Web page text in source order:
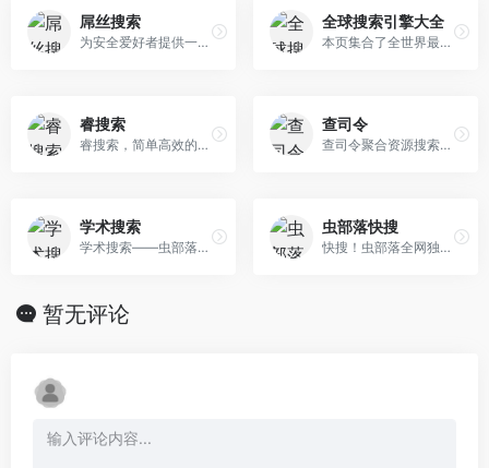
屌丝搜索
为安全爱好者提供一个屌丝型的搜索导航平台。
全球搜索引擎大全
本页集合了全世界最多的搜索引擎入口,方便您搜寻全球各国家的各种资源!为大家提供安全快速,简洁,方便实用的搜索引擎导航和搜索指南技巧学习.真正实现搜你所想!
睿搜索
睿搜索，简单高效的一站式搜索平台
查司令
查司令聚合资源搜索引擎，精选全世界有名的网址。在你工作时，为你奉上丰富有格调的搜索大全和工具网站，提高工作效率；在你空闲时，为你奉上众人推荐的精选资源网站，增加娱乐趣味！
学术搜索
学术搜索——虫部落出品!为广大科研工作者,高校学生,以及学术爱好者提供方便、权威的学术搜索入口,是你的学术搜索第一站!
虫部落快搜
快搜！虫部落全网独家首发出品！为你聚合Google,百度,必应等国内外综合搜索和学术,资源,专业领域知识等垂直搜索。精准搜索,便捷交互！是你的网络搜索第一站！
暂无评论